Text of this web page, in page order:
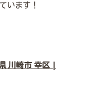
います！
川崎市 幸区 |